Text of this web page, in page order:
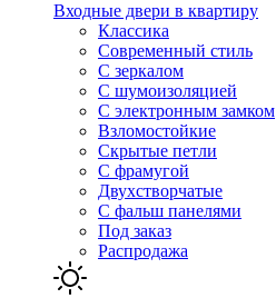
Входные двери в квартиру
Классика
Современный стиль
С зеркалом
С шумоизоляцией
С электронным замком
Взломостойкие
Скрытые петли
С фрамугой
Двухстворчатые
С фальш панелями
Под заказ
Распродажа